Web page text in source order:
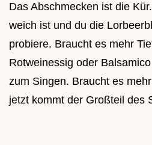
Das Abschmecken ist die
weich ist und du die
probiere. Braucht es mehr
Rotweinessig oder
zum Singen. Braucht es
jetzt kommt der Großteil des